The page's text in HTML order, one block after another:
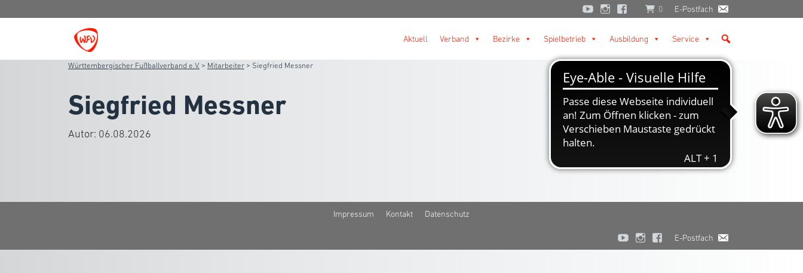
0 E-Postfach
Aktuell Verband Bezirke Spielbetrieb Ausbildung Service
Württembergischer Fußballverband e.V. > Mitarbeiter > Siegfried Messner
Siegfried Messner
Autor: 06.08.2026
Impressum Kontakt Datenschutz
E-Postfach